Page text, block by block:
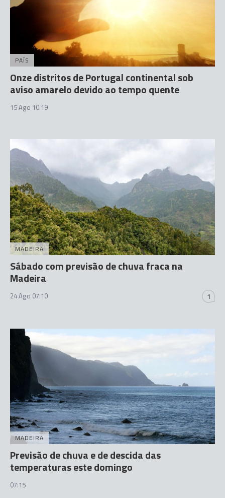
PAÍS
Onze distritos de Portugal continental sob
aviso amarelo devido ao tempo quente
15 Ago 10:19
MADEIRA
Sábado com previsão de chuva fraca na
Madeira
24 Ago 07:10 1
MADEIRA
Previsão de chuva e de descida das
temperaturas este domingo
07:15